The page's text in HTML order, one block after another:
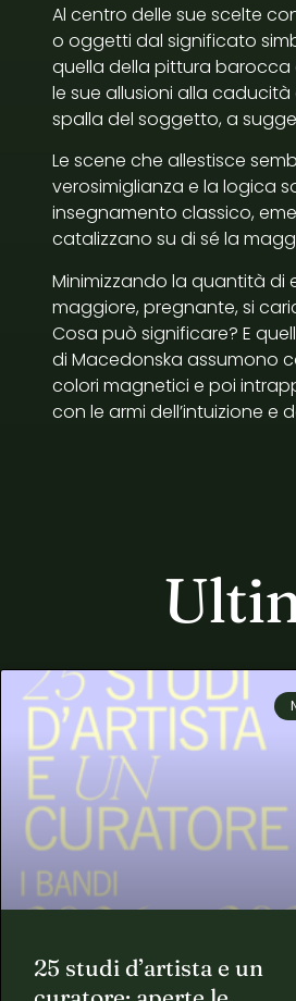
Al centro delle sue scelte
o oggetti dal significato
quella della pittura barocca
le sue allusioni alla
spalla del soggetto, a
Le scene che allestisce
verosimiglianza e la logica
insegnamento classico,
catalizzano su di sé la
Minimizzando la quantità di
maggiore, pregnante, si
Cosa può significare? E
di Macedonska assumono
colori magnetici e poi
con le armi dell’intuizione e
25 studi d’artista e un